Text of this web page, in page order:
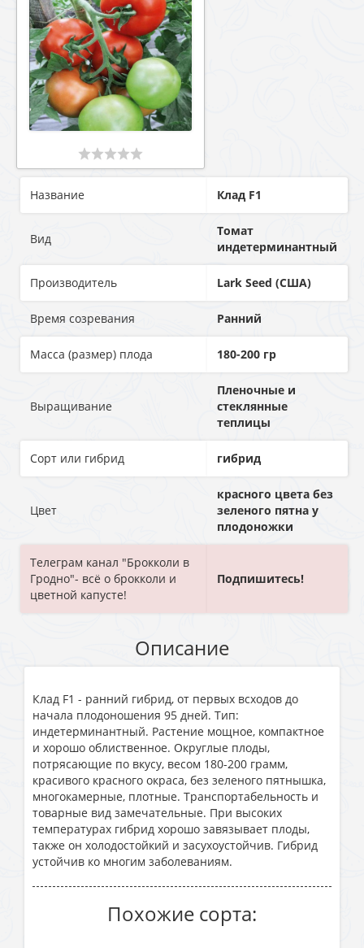
Название Клад F1
Вид
Томат
индетерминантный
Производитель Lark Seed (США)
Время созревания Ранний
Масса (размер) плода 180-200 гр
Выращивание
Пленочные и
стеклянные
теплицы
Сорт или гибрид гибрид
Цвет
кpacнoгo цвeтa бeз
зeлeнoгo пятнa у
плoдoнoжки
Телеграм канал "Брокколи в
Гродно"- всё о брокколи и
цветной капусте!
Подпишитесь!
Описание
Клад F1 - ранний гибрид, от первых всходов до
начала плодоношения 95 дней. Тип:
индетерминантный. Растение мощное, компактное
и хорошо облиственное. Округлые плоды,
потрясающие по вкусу, весом 180-200 грамм,
красивого красного окраса, без зеленого пятнышка,
многокамерные, плотные. Транспортабельность и
товарные вид замечательные. При высоких
температурах гибрид хорошо завязывает плоды,
также он холодостойкий и засухоустойчив. Гибрид
устойчив ко многим заболеваниям.
Похожие сорта: